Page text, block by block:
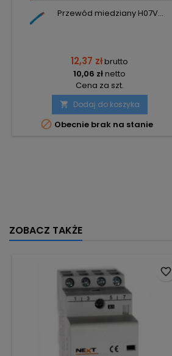
Przewód miedziany H07V...
12,37 złbrutto
10,06 złnetto
Cena za szt.
 Dodaj do koszyka
 Obecnie brak na stanie
ZOBACZ TAKŻE
favorite_border